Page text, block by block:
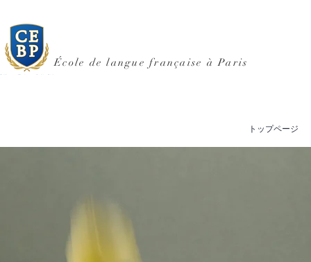
École de langue française à Paris
トップページ